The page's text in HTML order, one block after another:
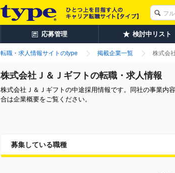
応募管理 検討中リスト
転職・求人情報サイトのtype 掲載企業一覧 株式会
株式会社Ｊ＆Ｊギフトの転職・求人情報
株式会社Ｊ＆Ｊギフトの中途採用情報です。同社の事業内
合は企業概要をご覧ください。
募集している職種